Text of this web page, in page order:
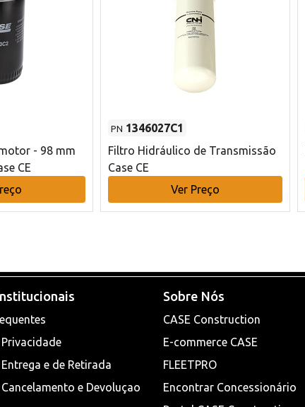
- 98 mm
CE
PN 1346027C1
Filtro Hidráulico de Transmissão
Case CE
Ver Preço
e de Retirada
e Devoluçao
Sobre Nós
CASE Construction
E-commerce CASE
FLEETPRO
Encontrar Concessionário